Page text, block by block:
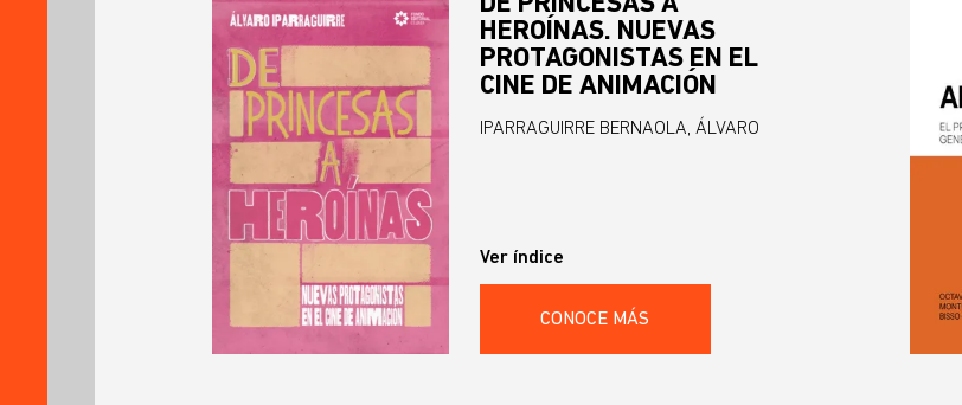
HEROÍNAS. NUEVAS
PROTAGONISTAS EN EL
CINE DE ANIMACIÓN
IPARRAGUIRRE BERNAOLA, ÁLVARO
Ver índice
CONOCE MÁS